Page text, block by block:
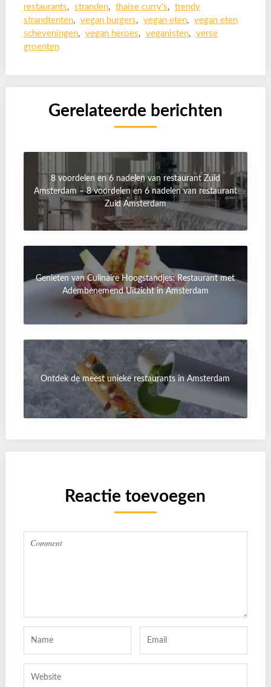
restaurants, stranden, thaise curry's, trendy
strandtenten, vegan burgers, vegan eten, vegan eten
scheveningen, vegan heroes, veganisten, verse
groenten
Gerelateerde berichten
8 voordelen en 6 nadelen van restaurant Zuid
Amsterdam – 8 voordelen en 6 nadelen van restaurant
Zuid Amsterdam
Genieten van Culinaire Hoogstandjes: Restaurant met
Adembenemend Uitzicht in Amsterdam
Ontdek de meest unieke restaurants in Amsterdam
Reactie toevoegen